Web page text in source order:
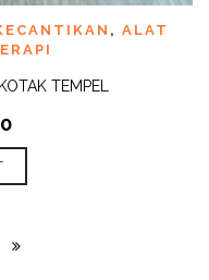
, ALAT
TEMPEL